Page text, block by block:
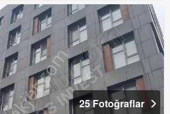
25 Fotoğraflar